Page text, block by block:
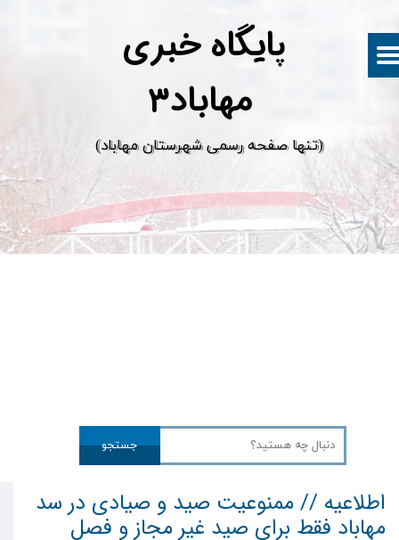
پایگاه خبری
​(تنها صفحه رسمی شهرستان مهاباد)
جستجو
اطلاعیه // ممنوعیت صید و صیادی در سد
مهاباد فقط برای صید غیر مجاز و فصل